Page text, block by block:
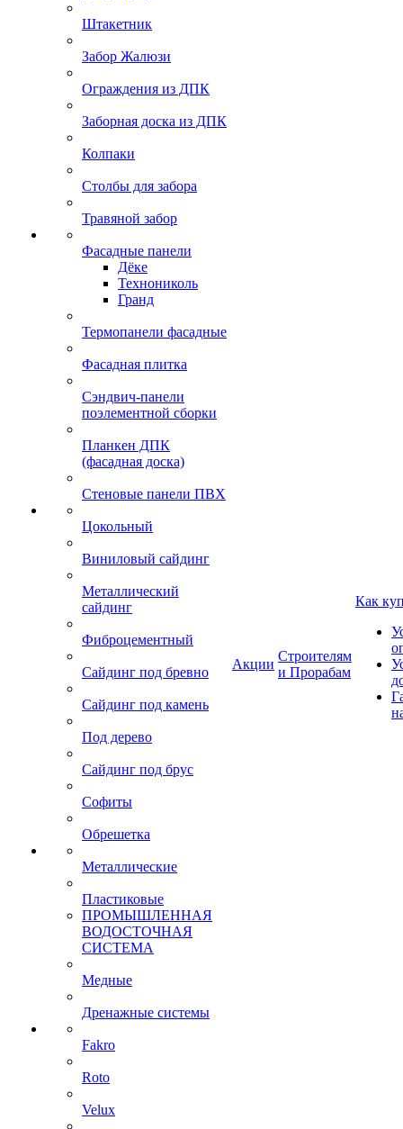
Штакетник
Забор Жалюзи
Ограждения из ДПК
Заборная доска из ДПК
Колпаки
Столбы для забора
Травяной забор
Фасадные панели
Дёке
Технониколь
Гранд
Термопанели фасадные
Фасадная плитка
Сэндвич-панели
поэлементной сборки
Планкен ДПК
(фасадная доска)
Стеновые панели ПВХ
Цокольный
Виниловый сайдинг
Металлический
сайдинг
Фиброцементный
Сайдинг под бревно
Сайдинг под камень
Под дерево
Сайдинг под брус
Софиты
Обрешетка
Металлические
Пластиковые
ПРОМЫШЛЕННАЯ
ВОДОСТОЧНАЯ
СИСТЕМА
Медные
Дренажные системы
Fakro
Roto
Velux
Акции
Строителям
и Прорабам
Как